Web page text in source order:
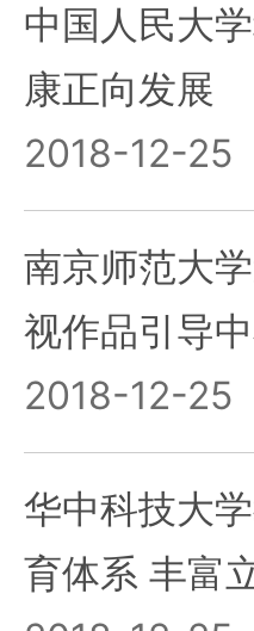
中国人民大
康正向发展
2018-12-25
南京师范大
视作品引导
2018-12-25
华中科技大
育体系 丰富